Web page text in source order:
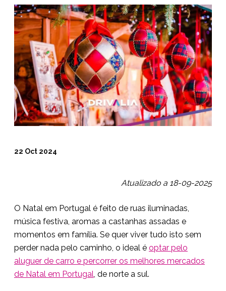
22 Oct 2024
Atualizado a 18-09-2025
O Natal em Portugal é feito de ruas iluminadas,
música festiva, aromas a castanhas assadas e
momentos em família. Se quer viver tudo isto sem
perder nada pelo caminho, o ideal é optar pelo
aluguer de carro e percorrer os melhores mercados
de Natal em Portugal, de norte a sul.